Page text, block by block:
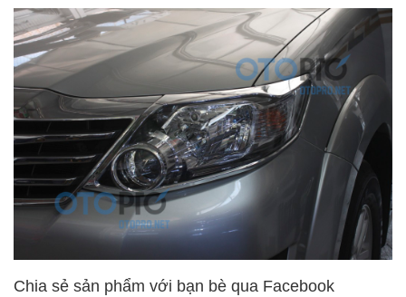
Chia sẻ sản phẩm với bạn bè qua Facebook